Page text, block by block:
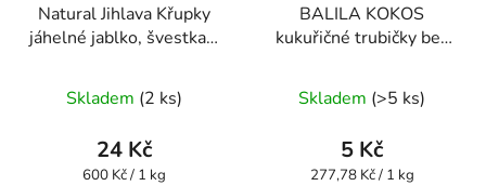
Natural Jihlava Křupky
jáhelné jablko, švestka a
Skladem (2 ks)
24 Kč
Měrná
600 Kč / 1 kg
BALILA KOKOS
kukuřičné trubičky bez
hodnocení
produktu
je
Skladem (>5 ks)
5 Kč
Měrná
277,78 Kč / 1 kg